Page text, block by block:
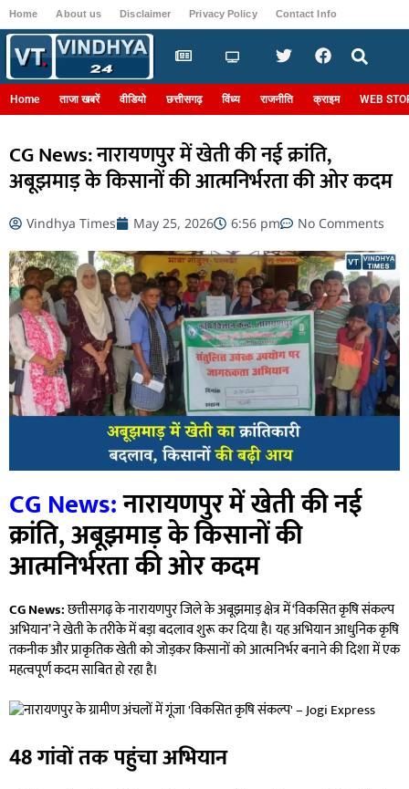
Home About us Disclaimer Privacy Policy Contact Info
Home ताजा खबरें वीडियो छत्तीसगढ़ विंध्य राजनीति क्राइम WEB
CG News: नारायणपुर में खेती की नई क्रांति,
अबूझमाड़ के किसानों की आत्मनिर्भरता की ओर कदम
Vindhya Times May 25, 2026 6:56 pm No Comments
CG News:नारायणपुर में खेती की नई
क्रांति, अबूझमाड़ के किसानों की
आत्मनिर्भरता की ओर कदम
CG News:छत्तीसगढ़ के नारायणपुर जिले के अबूझमाड़ क्षेत्र में ‘विकसित कृषि संकल्प
अभियान’ ने खेती के तरीके में बड़ा बदलाव शुरू कर दिया है। यह अभियान आधुनिक कृषि
तकनीक और प्राकृतिक खेती को जोड़कर किसानों को आत्मनिर्भर बनाने की दिशा में एक
महत्वपूर्ण कदम साबित हो रहा है।
48 गांवों तक पहुंचा अभियान